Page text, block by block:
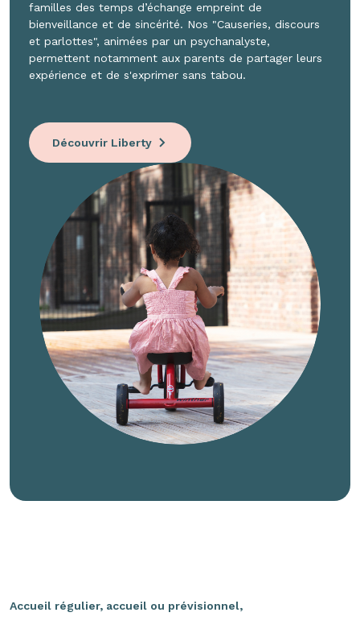
familles des temps d’échange empreint de
bienveillance et de sincérité. Nos "Causeries, discours
et parlottes", animées par un psychanalyste,
permettent notamment aux parents de partager leurs
expérience et de s'exprimer sans tabou.
Découvrir Liberty
Accueil régulier, accueil ou prévisionnel,